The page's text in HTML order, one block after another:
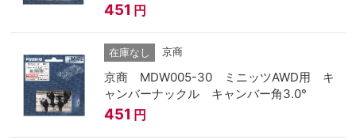
451 円
在庫なし 京商
京商 MDW005-30 ミニッツAWD用 キ
ャンバーナックル キャンバー角3.0°
451 円